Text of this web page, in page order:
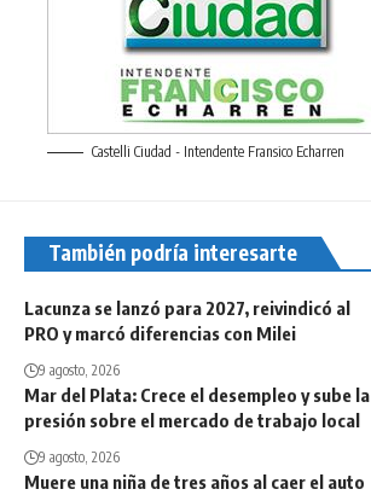
Castelli Ciudad - Intendente Fransico Echarren
También podría interesarte
Lacunza se lanzó para 2027, reivindicó al
PRO y marcó diferencias con Milei
9 agosto, 2026
Mar del Plata: Crece el desempleo y sube la
presión sobre el mercado de trabajo local
9 agosto, 2026
Muere una niña de tres años al caer el auto